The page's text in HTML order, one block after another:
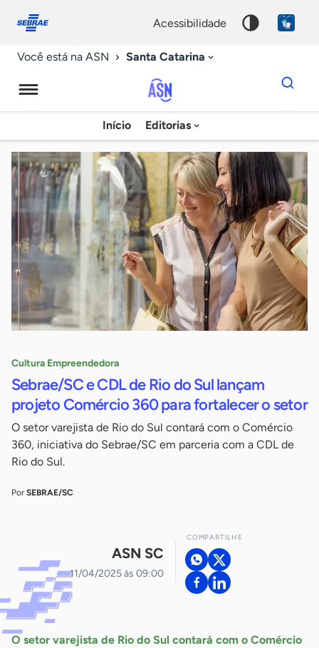
conosco
acessibilidade
Você está na ASN Santa Catarina
Agência
Sebrae
de
Notícias
Início Editorias
Dados
para
chave
Cultura Empreendedora
Sebrae/SC e CDL de Rio do Sul lançam
projeto Comércio 360 para fortalecer o setor
O setor varejista de Rio do Sul contará com o Comércio
360, iniciativa do Sebrae/SC em parceria com a CDL de
Rio do Sul.
Por SEBRAE/SC
ASN SC
11/04/2025 às 09:00
COMPARTILHE
O setor varejista de Rio do Sul contará com o Comércio